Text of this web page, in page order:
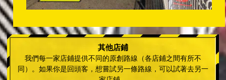
其他店鋪
我們每一家店鋪提供不同的原創路線（各店鋪之間有所不
同）。如果你是回頭客，想嘗試另一條路線，可以試著去另一